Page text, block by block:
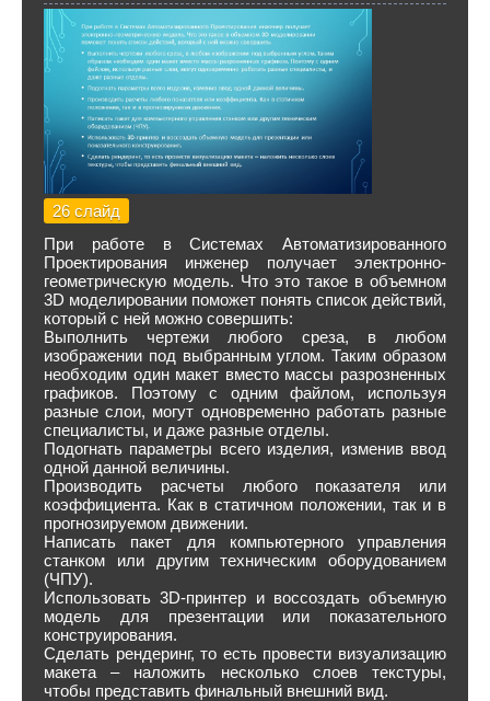
26 слайд
При работе в Системах Автоматизированного
Проектирования инженер получает электронно-
геометрическую модель. Что это такое в объемном
3D моделировании поможет понять список действий,
который с ней можно совершить:
Выполнить чертежи любого среза, в любом
изображении под выбранным углом. Таким образом
необходим один макет вместо массы разрозненных
графиков. Поэтому с одним файлом, используя
разные слои, могут одновременно работать разные
специалисты, и даже разные отделы.
Подогнать параметры всего изделия, изменив ввод
одной данной величины.
Производить расчеты любого показателя или
коэффициента. Как в статичном положении, так и в
прогнозируемом движении.
Написать пакет для компьютерного управления
станком или другим техническим оборудованием
(ЧПУ).
Использовать 3D-принтер и воссоздать объемную
модель для презентации или показательного
конструирования.
Сделать рендеринг, то есть провести визуализацию
макета – наложить несколько слоев текстуры,
чтобы представить финальный внешний вид.